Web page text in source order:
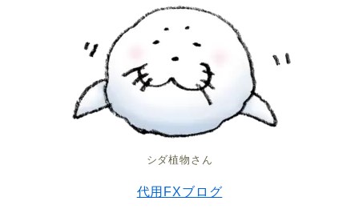
シダ植物さん
代用FXブログ